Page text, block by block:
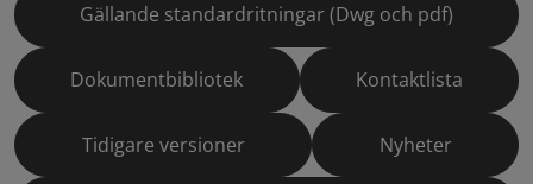
Gällande standardritningar (Dwg och pdf)
Dokumentbibliotek Kontaktlista
Tidigare versioner Nyheter